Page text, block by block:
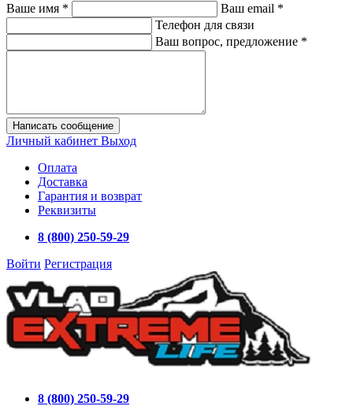
Ваше имя * Ваш email *
Телефон для связи
Ваш вопрос, предложение *
Написать сообщение
Личный кабинет Выход
Оплата
Доставка
Гарантия и возврат
Реквизиты
8 (800) 250-59-29
Войти Регистрация
8 (800) 250-59-29